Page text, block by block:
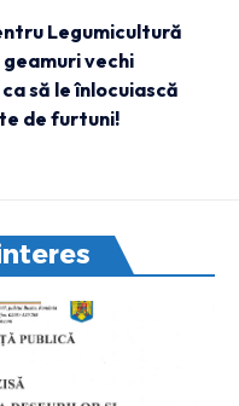
Legumicultură
vechi
să le înlocuiască
de furtuni!